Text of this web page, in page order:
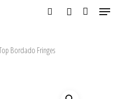
ou ESC para fechar
Bordado Fringes